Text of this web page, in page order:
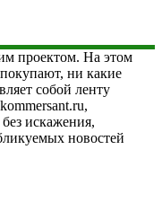
проектом. На этом
ни какие
собой ленту
искажения,
новостей